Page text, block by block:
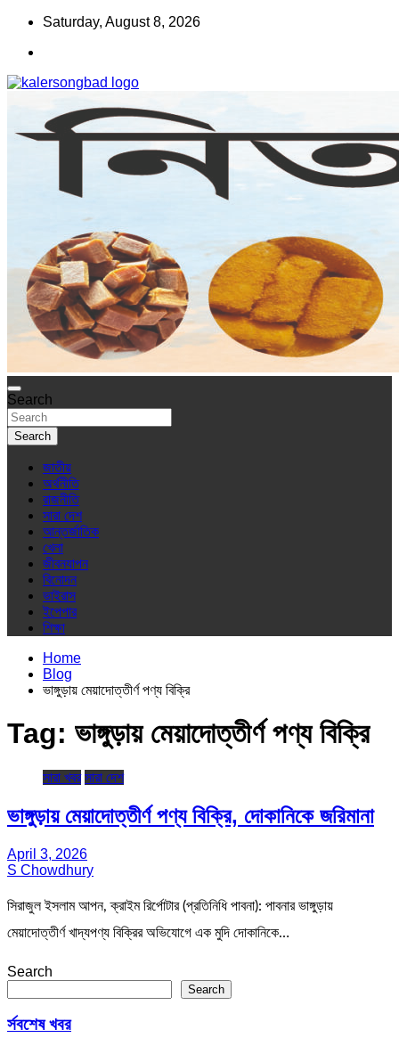
Skip
content
Saturday, August 8, 2026
কালের সংবাদ
www.kalersongbad.com
Search
Search
জাতীয়
অর্থনীতি
রাজনীতি
সারা দেশ
আন্তর্জাতিক
খেলা
জীবনযাপন
বিনোদন
ভাইরাস
ইপেপার
শিক্ষা
Home
Blog
ভাঙ্গুড়ায় মেয়াদোত্তীর্ণ পণ্য বিক্রি
Tag: ভাঙ্গুড়ায় মেয়াদোত্তীর্ণ পণ্য বিক্রি
সারা খবর সারা দেশ
ভাঙ্গুড়ায় মেয়াদোত্তীর্ণ পণ্য বিক্রি, দোকানিকে জরিমানা
April 3, 2026
S Chowdhury
সিরাজুল ইসলাম আপন, ক্রাইম রির্পোটার (প্রতিনিধি পাবনা): পাবনার ভাঙ্গুড়ায়
মেয়াদোত্তীর্ণ খাদ্যপণ্য বিক্রির অভিযোগে এক মুদি দোকানিকে…
Search
Search
র্সবশেষ খবর